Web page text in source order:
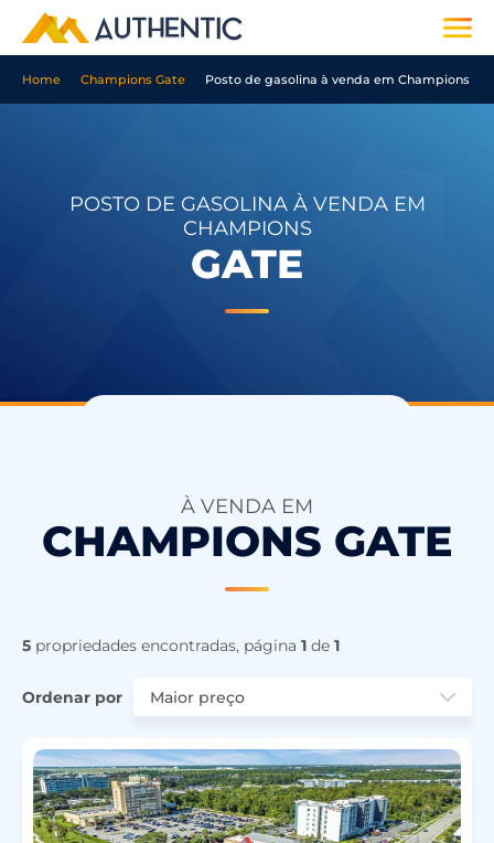
Home Champions Gate Posto de gasolina à venda em Champions
POSTO DE GASOLINA À VENDA EM
CHAMPIONS
GATE
À VENDA EM
CHAMPIONS GATE
5 propriedades encontradas, página 1 de 1
Ordenar por